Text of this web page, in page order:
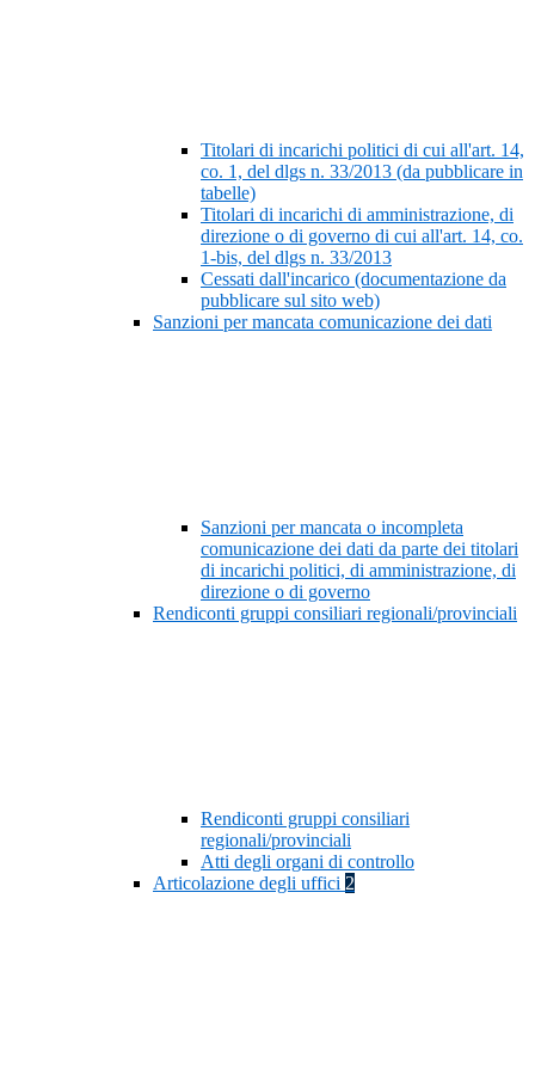
Titolari di incarichi politici di cui all'art. 14,
co. 1, del dlgs n. 33/2013 (da pubblicare in
tabelle)
Titolari di incarichi di amministrazione, di
direzione o di governo di cui all'art. 14, co.
1-bis, del dlgs n. 33/2013
Cessati dall'incarico (documentazione da
pubblicare sul sito web)
Sanzioni per mancata comunicazione dei dati
Sanzioni per mancata o incompleta
comunicazione dei dati da parte dei titolari
di incarichi politici, di amministrazione, di
direzione o di governo
Rendiconti gruppi consiliari regionali/provinciali
Rendiconti gruppi consiliari
regionali/provinciali
Atti degli organi di controllo
Articolazione degli uffici 2